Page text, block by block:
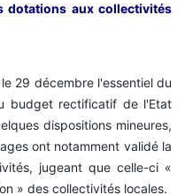
dotations aux collectivités
29 décembre l'essentiel du
budget rectificatif de l'Etat
dispositions mineures,
ont notamment validé la
jugeant que celle-ci «
» des collectivités locales.